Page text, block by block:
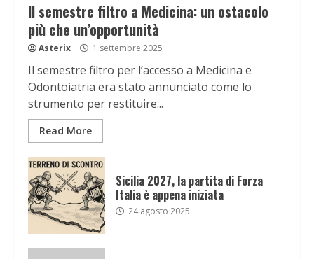
Il semestre filtro a Medicina: un ostacolo
più che un’opportunità
Asterix 1 settembre 2025
Il semestre filtro per l’accesso a Medicina e
Odontoiatria era stato annunciato come lo
strumento per restituire...
Read More
Sicilia 2027, la partita di Forza
Italia è appena iniziata
24 agosto 2025